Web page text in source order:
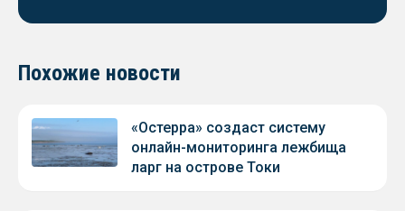
Похожие новости
«Остерра» создаст систему
онлайн-мониторинга лежбища
ларг на острове Токи